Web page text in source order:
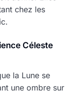
chez les
Céleste
la Lune se
une ombre sur